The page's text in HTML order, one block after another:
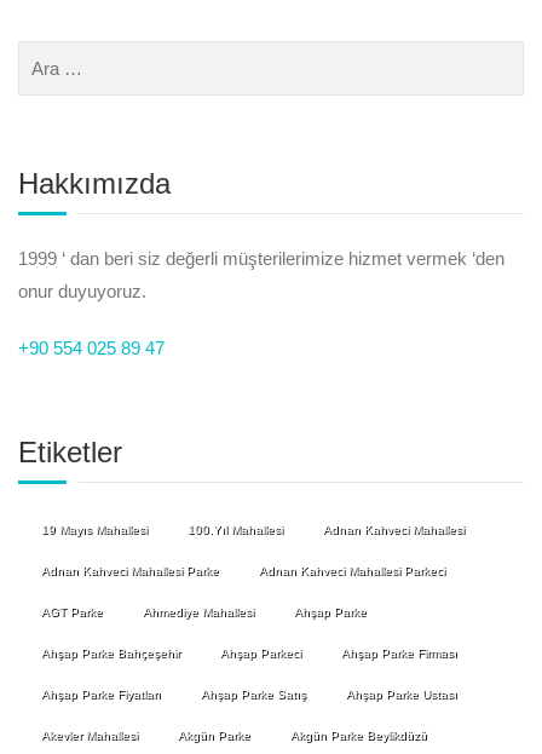
Hakkımızda
1999 ‘ dan beri siz değerli müşterilerimize hizmet vermek ‘den
onur duyuyoruz.
+90 554 025 89 47
Etiketler
19 Mayıs Mahallesi 100.Yıl Mahallesi Adnan Kahveci Mahallesi
Adnan Kahveci Mahallesi Parke Adnan Kahveci Mahallesi Parkeci
AGT Parke Ahmediye Mahallesi Ahşap Parke
Ahşap Parke Bahçeşehir Ahşap Parkeci Ahşap Parke Firması
Ahşap Parke Fiyatları Ahşap Parke Satış Ahşap Parke Ustası
Akevler Mahallesi Akgün Parke Akgün Parke Beylikdüzü